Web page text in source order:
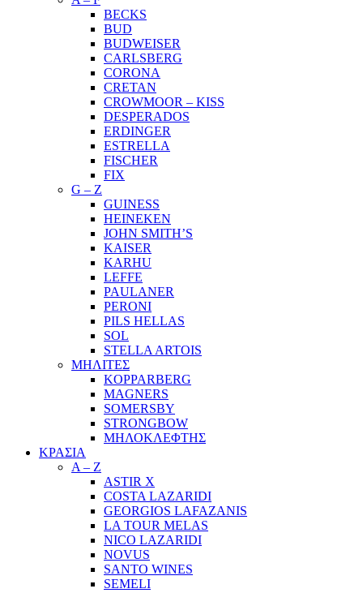
BECKS
BUD
BUDWEISER
CARLSBERG
CORONA
CRETAN
CROWMOOR – KISS
DESPERADOS
ERDINGER
ESTRELLA
FISCHER
FIX
G – Z
GUINESS
HEINEKEN
JOHN SMITH’S
KAISER
KARHU
LEFFE
PAULANER
PERONI
PILS HELLAS
SOL
STELLA ARTOIS
ΜΗΛΙΤΕΣ
KOPPARBERG
MAGNERS
SOMERSBY
STRONGBOW
ΜΗΛΟΚΛΕΦΤΗΣ
ΚΡΑΣΙΑ
A – Z
ASTIR X
COSTA LAZARIDI
GEORGIOS LAFAZANIS
LA TOUR MELAS
NICO LAZARIDI
NOVUS
SANTO WINES
SEMELI